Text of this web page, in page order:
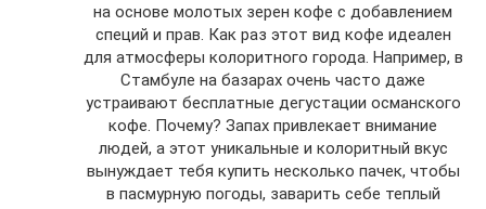
на основе молотых зерен кофе с добавлением
специй и прав. Как раз этот вид кофе идеален
для атмосферы колоритного города. Например, в
Стамбуле на базарах очень часто даже
устраивают бесплатные дегустации османского
кофе. Почему? Запах привлекает внимание
людей, а этот уникальные и колоритный вкус
вынуждает тебя купить несколько пачек, чтобы
в пасмурную погоды, заварить себе теплый